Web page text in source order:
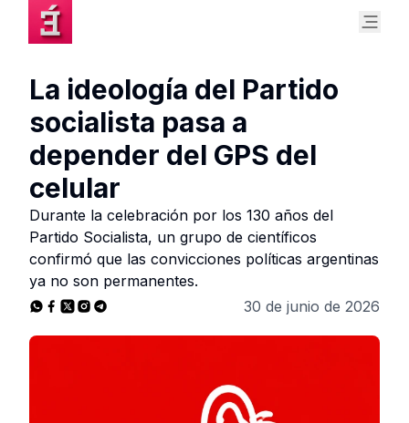
La ideología del Partido
socialista pasa a
depender del GPS del
celular
Durante la celebración por los 130 años del
Partido Socialista, un grupo de científicos
confirmó que las convicciones políticas argentinas
ya no son permanentes.
30 de junio de 2026